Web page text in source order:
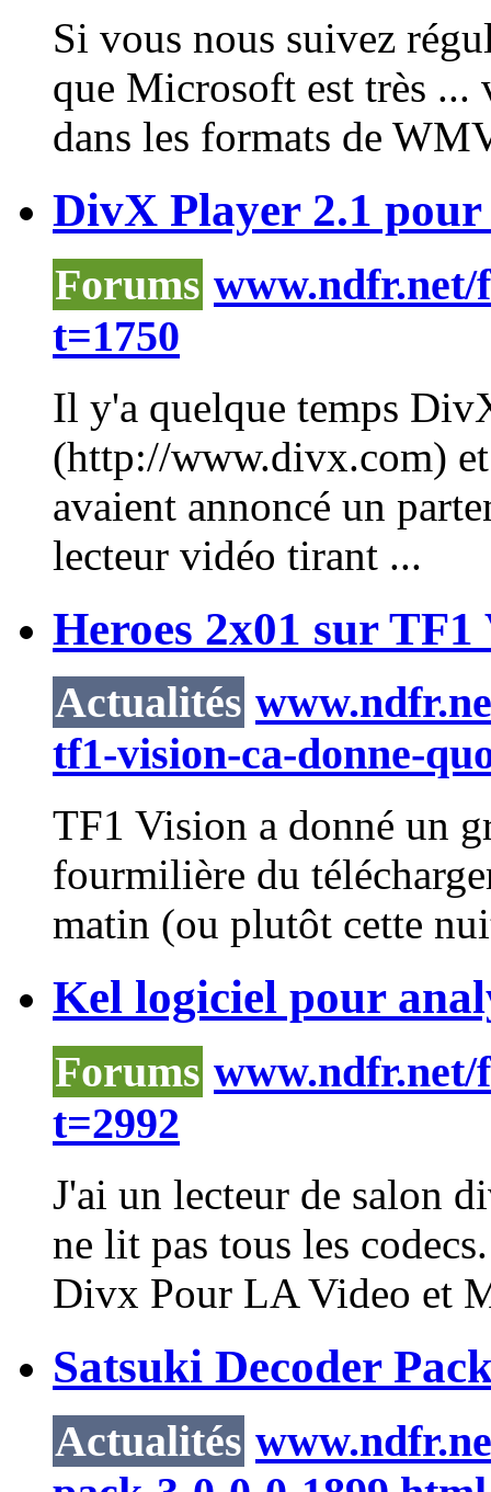
Si vous nous suivez
que Microsoft est très ...
dans les formats de
DivX Player 2.1
Forums www.ndfr.net/
t=1750
Il y'a quelque temps
(http://www.divx.com)
avaient annoncé un
lecteur vidéo tirant ...
Heroes 2x01 sur
Actualités
tf1-vision-ca-donne-
TF1 Vision a donné un
fourmilière du
matin (ou plutôt cette
Kel logiciel pour
Forums www.ndfr.net/
t=2992
J'ai un lecteur de salon
ne lit pas tous les
Divx Pour LA Video et
Satsuki Decoder
Actualités